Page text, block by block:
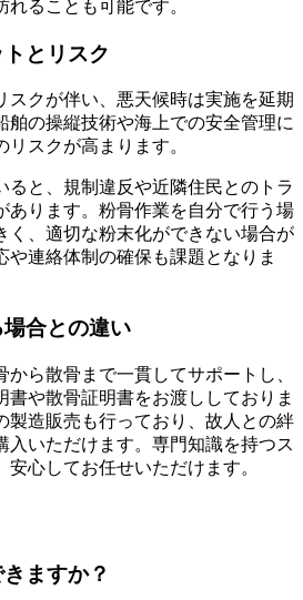
ることも可能です。
とリスク
スクが伴い、悪天候時は実施を延期
舶の操縦技術や海上での安全管理に
スクが高まります。
ると、規制違反や近隣住民とのトラ
あります。粉骨作業を自分で行う場
く、適切な粉末化ができない場合が
や連絡体制の確保も課題となりま
合との違い
ら散骨まで一貫してサポートし、
書や散骨証明書をお渡ししておりま
製造販売も行っており、故人との絆
入いただけます。専門知識を持つス
心してお任せいただけます。
ますか？